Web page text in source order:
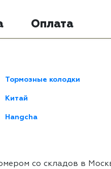
Оплата
Тормозные колодки
Китай
Hangcha
со складов в